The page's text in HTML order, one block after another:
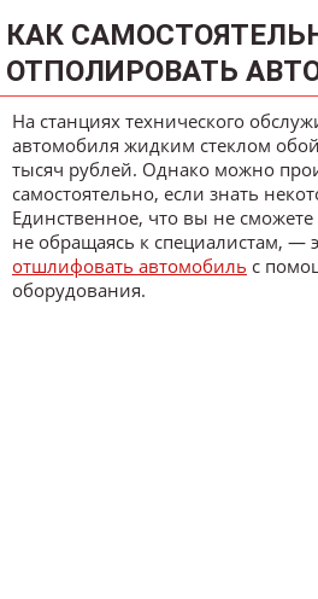
КАК
ОТПОЛИРОВАТЬ
На станциях технического
автомобиля жидким стеклом
тысяч рублей. Однако можно
самостоятельно, если знать
Единственное, что вы не
не обращаясь к специалистам, —
отшлифовать автомобиль с
оборудования.